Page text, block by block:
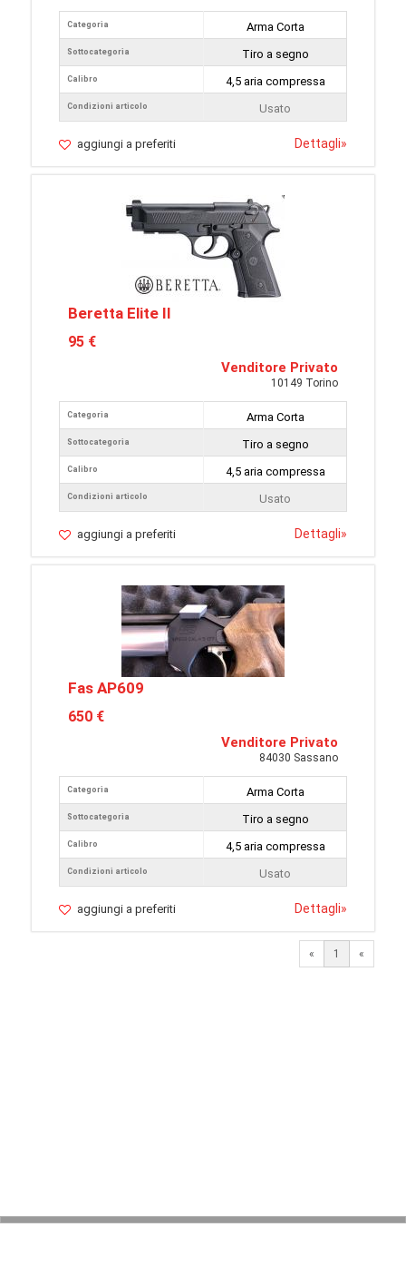
Categoria
Sottocategoria
Calibro
Condizioni articolo
Arma Corta
Tiro a segno
4,5 aria compressa
Usato
aggiungi a preferiti Dettagli»
Beretta Elite II
95 €
Venditore Privato
10149 Torino
Categoria
Sottocategoria
Calibro
Condizioni articolo
Arma Corta
Tiro a segno
4,5 aria compressa
Usato
aggiungi a preferiti Dettagli»
Fas AP609
650 €
Venditore Privato
84030 Sassano
Categoria
Sottocategoria
Calibro
Condizioni articolo
Arma Corta
Tiro a segno
4,5 aria compressa
Usato
aggiungi a preferiti Dettagli»
« 1 «